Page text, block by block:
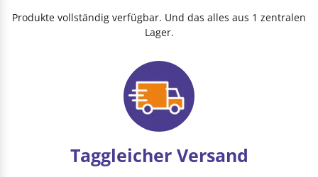
Produkte vollständig verfügbar. Und das alles aus 1 zentralen
Lager.
Taggleicher Versand